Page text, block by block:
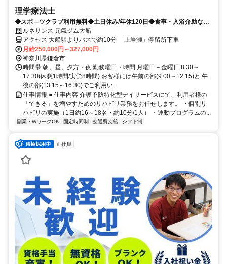
理学療法士
◆スポ―ツクラブ利用無料◆土日休み/年休120日◆食事・入浴介助なし
◆残業少なめ
ルネサンス 元氣ジム大船
アクセス 大船駅よりバスで約10分 「上岩瀬」停留所下車
月給250,000円～327,000円
神奈川県鎌倉市
時間帯 朝、昼、夕方・夜 勤務曜日・時間 月曜日－金曜日 8:30～
17:30(休憩1時間/実労8時間) お客様には午前の部(9:00～12:15)と 午
後の部(13:15～16:30)でご利用い...
仕事情報 ● 仕事内容 介護予防特化型デイサービスにて、利用者様の
「できる」を増やすためのリハビリ業務をお任せします。 ・個別リ
ハビリの実施（1日約16～18名・約10分/1人） ・運動プログラムの...
副業・WワークOK 固定時間制 交通費支給 シフト制
正社員